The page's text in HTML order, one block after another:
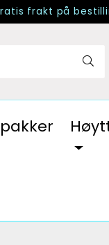
frakt på